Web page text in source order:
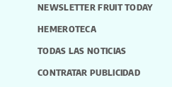
NEWSLETTER FRUIT TODAY
HEMEROTECA
TODAS LAS NOTICIAS
CONTRATAR PUBLICIDAD